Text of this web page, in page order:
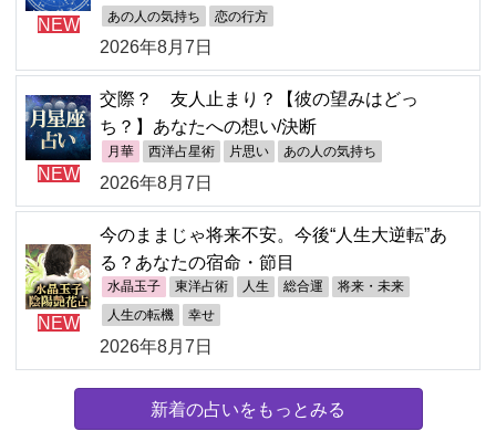
NEW あの人の気持ち 恋の行方
2026年8月7日
NEW
交際？ 友人止まり？【彼の望みはどっ
ち？】あなたへの想い/決断
月華 西洋占星術 片思い あの人の気持ち
2026年8月7日
NEW
今のままじゃ将来不安。今後“人生大逆転”あ
る？あなたの宿命・節目
水晶玉子 東洋占術 人生 総合運 将来・未来
人生の転機 幸せ
2026年8月7日
新着の占いをもっとみる